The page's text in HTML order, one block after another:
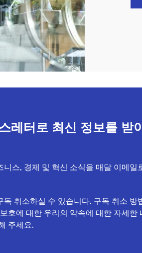
레터로 최신 정보를 받
니스, 경제 및 혁신 소식을 매달 이메일
독 취소하실 수 있습니다. 구독 취소 방
호에 대한 우리의 약속에 대한 자세한
주세요.